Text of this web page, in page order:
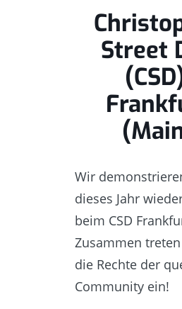
Street
Wir
dieses Jahr
beim CSD
Zusammen
die Rechte der
Community ein!